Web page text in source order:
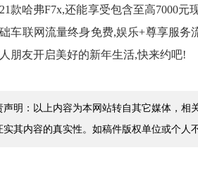
款哈弗F7x,还能享受包含至高7000
车联网流量终身免费,娱乐+尊享服务
朋友开启美好的新年生活,快来约吧!
声明：以上内容为本网站转自其它媒体，相
实其内容的真实性。如稿件版权单位或个人